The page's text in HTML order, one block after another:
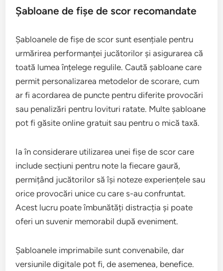
Șabloane de fișe de scor recomandate
Șabloanele de fișe de scor sunt esențiale pentru
urmărirea performanței jucătorilor și asigurarea că
toată lumea înțelege regulile. Caută șabloane care
permit personalizarea metodelor de scorare, cum
ar fi acordarea de puncte pentru diferite provocări
sau penalizări pentru lovituri ratate. Multe șabloane
pot fi găsite online gratuit sau pentru o mică taxă.
Ia în considerare utilizarea unei fișe de scor care
include secțiuni pentru note la fiecare gaură,
permițând jucătorilor să își noteze experiențele sau
orice provocări unice cu care s-au confruntat.
Acest lucru poate îmbunătăți distracția și poate
oferi un suvenir memorabil după eveniment.
Șabloanele imprimabile sunt convenabile, dar
versiunile digitale pot fi, de asemenea, benefice.